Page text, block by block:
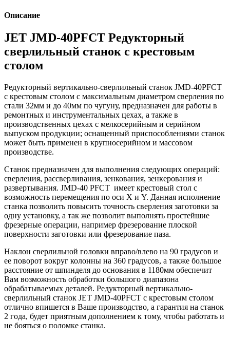
Описание
JET JMD-40PFCT Редукторный
сверлильный станок с крестовым
столом
Редукторный вертикально-сверлильный станок JMD-40PFCT
с крестовым столом с максимальным диаметром сверления по
стали 32мм и до 40мм по чугуну, предназначен для работы в
ремонтных и инструментальных цехах, а также в
производственных цехах с мелкосерийным и серийном
выпуском продукции; оснащенный приспособлениями станок
может быть применен в крупносерийном и массовом
производстве.
Станок предназначен для выполнения следующих операций:
сверления, рассверливания, зенкования, зенкерования и
развертывания. JMD-40 PFCT имеет крестовый стол с
возможность перемещения по оси X и Y. Данная исполнение
станка позволить повысить точность сверления заготовки за
одну установку, а так же позволит выполнять простейшие
фрезерные операции, например фрезерование плоской
поверхности заготовки или фрезерование паза.
Наклон сверлильной головки вправо/влево на 90 градусов и
ее поворот вокруг колонны на 360 градусов, а также большое
расстояние от шпинделя до основания в 1180мм обеспечит
Вам возможность обработки большого диапазона
обрабатываемых деталей. Редукторный вертикально-
сверлильный станок JET JMD-40PFCT с крестовым столом
отлично впишется в Ваше производство, а гарантия на станок
2 года, будет приятным дополнением к тому, чтобы работать и
не бояться о поломке станка.